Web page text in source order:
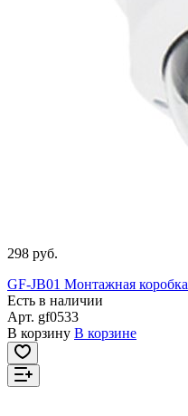
298 руб.
GF-JB01 Монтажная коробка
Есть в наличии
Арт. gf0533
В корзину В корзине